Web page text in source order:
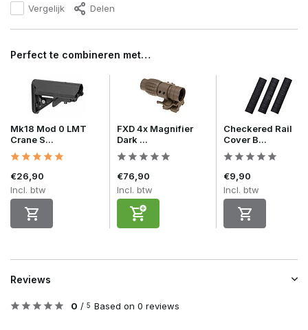
Vergelijk Delen
Perfect te combineren met…
Mk18 Mod 0 LMT
Crane S...
€26,90
Incl. btw
FXD 4x Magnifier
Dark ...
€76,90
Incl. btw
Checkered Rail
Cover B...
€9,90
Incl. btw
Reviews
0 / 5 Based on 0 reviews